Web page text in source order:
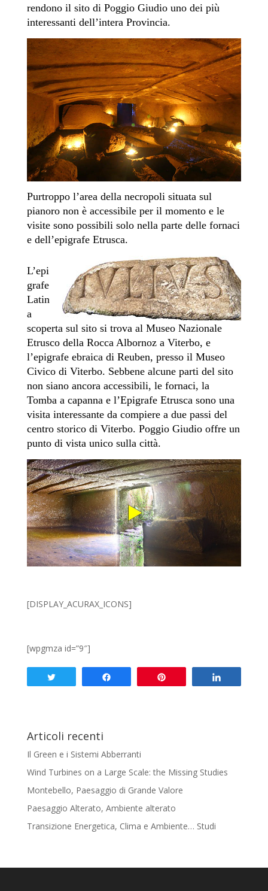
rendono il sito di Poggio Giudio uno dei più
interessanti dell’intera Provincia.
Purtroppo l’area della necropoli situata sul
pianoro non è accessibile per il momento e le
visite sono possibili solo nella parte delle fornaci
e dell’epigrafe Etrusca.
L’epi
grafe
Latin
a
scoperta sul sito si trova al Museo Nazionale
Etrusco della Rocca Albornoz a Viterbo, e
l’epigrafe ebraica di Reuben, presso il Museo
Civico di Viterbo. Sebbene alcune parti del sito
non siano ancora accessibili, le fornaci, la
Tomba a capanna e l’Epigrafe Etrusca sono una
visita interessante da compiere a due passi del
centro storico di Viterbo. Poggio Giudio offre un
punto di vista unico sulla città.
[DISPLAY_ACURAX_ICONS]
[wpgmza id=”9″]
Articoli recenti
Il Green e i Sistemi Abberranti
Wind Turbines on a Large Scale: the Missing Studies
Montebello, Paesaggio di Grande Valore
Paesaggio Alterato, Ambiente alterato
Transizione Energetica, Clima e Ambiente… Studi